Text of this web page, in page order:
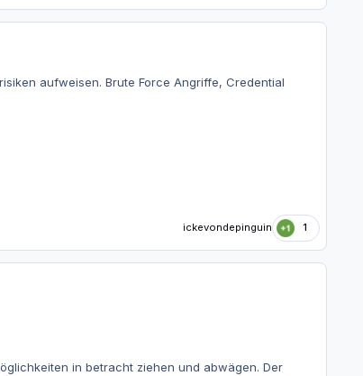
aufweisen. Brute Force Angriffe, Credential
ickevondepinguin 1
in betracht ziehen und abwägen. Der